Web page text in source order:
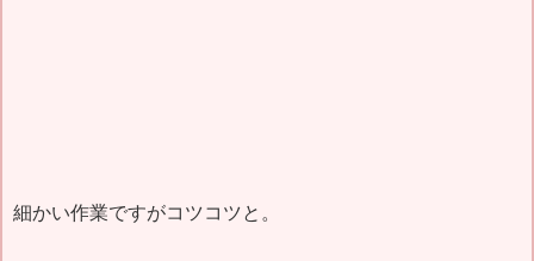
細かい作業ですがコツコツと。